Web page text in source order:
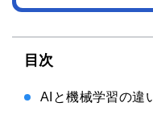
目次
AIと機械学習の違